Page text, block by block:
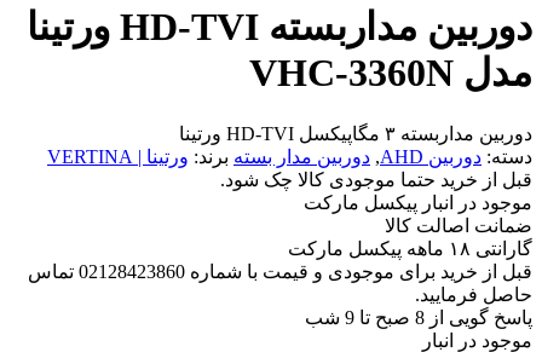
دوربین مداربسته HD-TVI ورتینا
مدل VHC-3360N
دوربین مداربسته ۳ مگاپیکسل HD-TVI ورتینا
دسته: دوربین AHD , دوربین مدار بسته برند: ورتینا | VERTINA
قبل از خرید حتما موجودی کالا چک شود.
موجود در انبار پیکسل مارکت
ضمانت اصالت کالا
گارانتی ۱۸ ماهه پیکسل مارکت
قبل از خرید برای موجودی و قیمت با شماره 02128423860 تماس
حاصل فرمایید.
پاسخ گویی از 8 صبح تا 9 شب
موجود در انبار